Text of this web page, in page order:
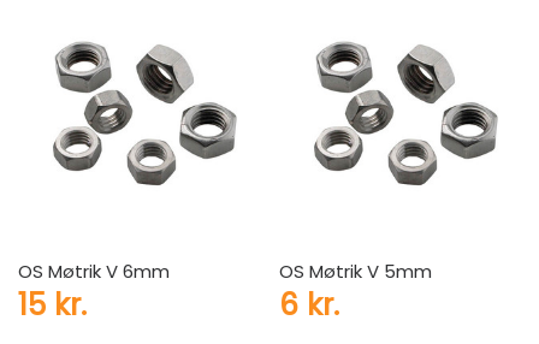
OS Møtrik V 6mm
15 kr.
OS Møtrik V 5mm
6 kr.